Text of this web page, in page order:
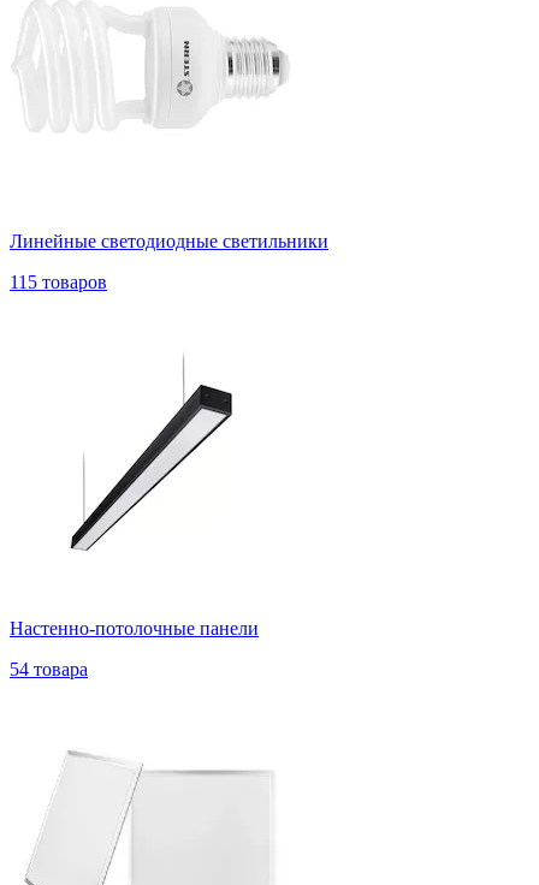
Линейные светодиодные светильники
115 товаров
Настенно-потолочные панели
54 товара